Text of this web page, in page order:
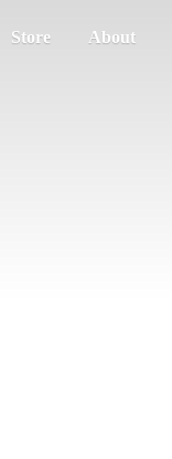
Store About